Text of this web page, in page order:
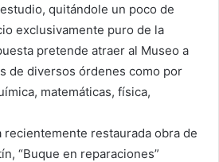
quitándole un poco de
exclusivamente puro de la
pretende atraer al Museo a
de diversos órdenes como por
matemáticas, física,
recientemente restaurada obra de
“Buque en reparaciones”